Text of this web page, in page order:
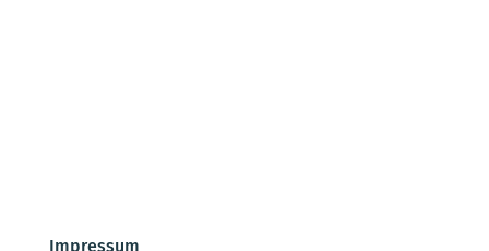
Impressum